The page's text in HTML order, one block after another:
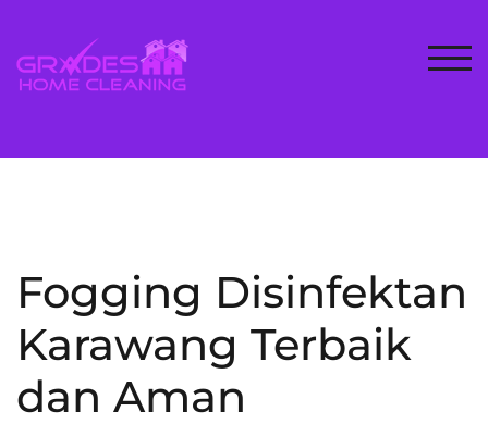
content
Fogging Disinfektan
Karawang Terbaik
dan Aman